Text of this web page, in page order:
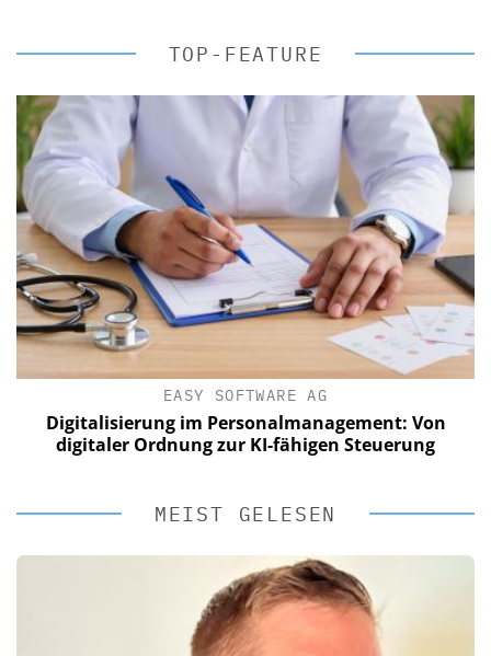
TOP-FEATURE
EASY SOFTWARE AG
Digitalisierung im Personalmanagement: Von
digitaler Ordnung zur KI-fähigen Steuerung
MEIST GELESEN